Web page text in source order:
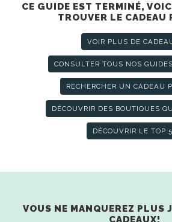
CE GUIDE EST TERMINÉ,
TROUVER LE CADEAU
VOIR PLUS DE
CONSULTER TOUS NOS
RECHERCHER UN CADEAU
DÉCOUVRIR DES BOUTIQUES
DÉCOUVRIR LE TOP
VOUS NE MANQUEREZ PLUS
CADEAUX!